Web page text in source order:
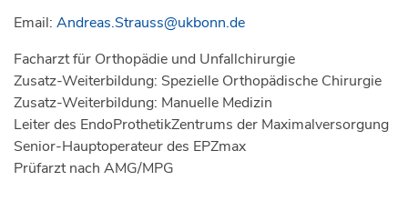
Email: Andreas.Strauss@ukbonn.de
Facharzt für Orthopädie und Unfallchirurgie
Zusatz-Weiterbildung: Spezielle Orthopädische Chirurgie
Zusatz-Weiterbildung: Manuelle Medizin
Leiter des EndoProthetikZentrums der Maximalversorgung
Senior-Hauptoperateur des EPZmax
Prüfarzt nach AMG/MPG